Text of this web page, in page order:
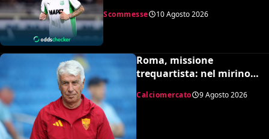
Scommesse 10 Agosto 2026
Roma, missione
trequartista: nel mirino
Calciomercato 9 Agosto 2026